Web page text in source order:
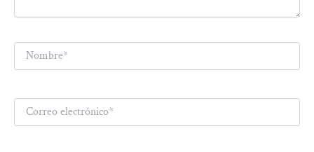
Nombre*
Correo
electrónico*